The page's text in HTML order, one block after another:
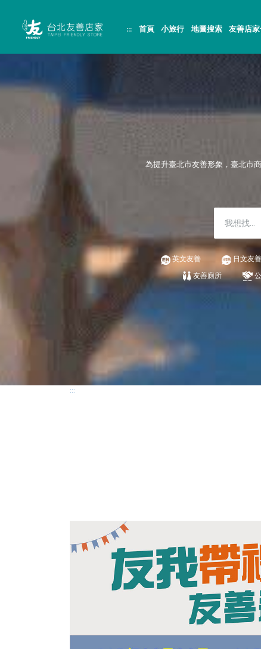
容
::: 首頁 小旅行 地圖搜索 友善店
為提升臺北市友善形象，臺北市
英文友善 日文友善
友善廁所
:::